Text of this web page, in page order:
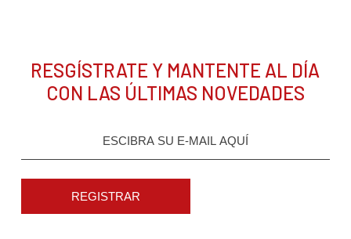
RESGÍSTRATE Y MANTENTE AL DÍA
CON LAS ÚLTIMAS NOVEDADES
REGISTRAR